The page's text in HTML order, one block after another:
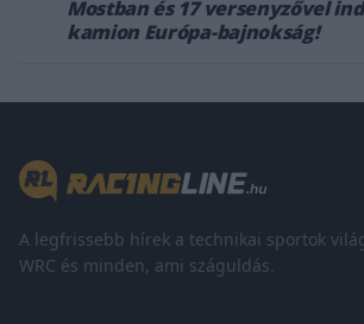
Mostban és 17 versenyzővel
kamion Európa-bajnokság!
A legfrissebb hírek a technikai sportok
WRC és minden, ami száguldás.